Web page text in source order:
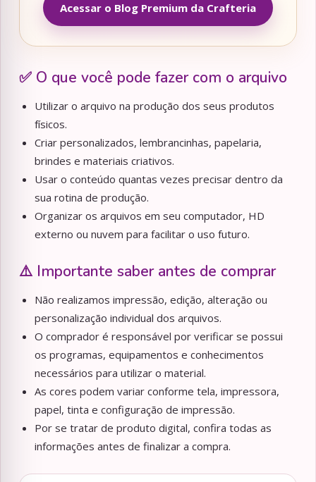
Acessar o Blog Premium da Crafteria
✅ O que você pode fazer com o arquivo
Utilizar o arquivo na produção dos seus produtos
físicos.
Criar personalizados, lembrancinhas, papelaria,
brindes e materiais criativos.
Usar o conteúdo quantas vezes precisar dentro da
sua rotina de produção.
Organizar os arquivos em seu computador, HD
externo ou nuvem para facilitar o uso futuro.
⚠️ Importante saber antes de comprar
Não realizamos impressão, edição, alteração ou
personalização individual dos arquivos.
O comprador é responsável por verificar se possui
os programas, equipamentos e conhecimentos
necessários para utilizar o material.
As cores podem variar conforme tela, impressora,
papel, tinta e configuração de impressão.
Por se tratar de produto digital, confira todas as
informações antes de finalizar a compra.